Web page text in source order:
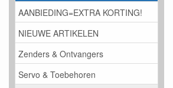
AANBIEDING=EXTRA KORTING!
NIEUWE ARTIKELEN
Zenders & Ontvangers
Servo & Toebehoren